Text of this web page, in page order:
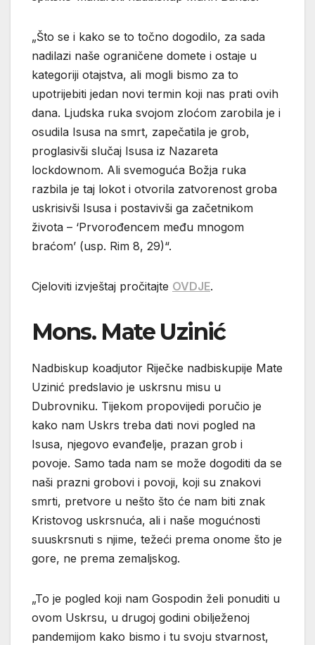
„Što se i kako se to točno dogodilo, za sada
nadilazi naše ograničene domete i ostaje u
kategoriji otajstva, ali mogli bismo za to
upotrijebiti jedan novi termin koji nas prati ovih
dana. Ljudska ruka svojom zloćom zarobila je i
osudila Isusa na smrt, zapečatila je grob,
proglasivši slučaj Isusa iz Nazareta
lockdownom. Ali svemoguća Božja ruka
razbila je taj lokot i otvorila zatvorenost groba
uskrisivši Isusa i postavivši ga začetnikom
života – ‘Prvorođencem među mnogom
braćom’ (usp. Rim 8, 29)“.
Cjeloviti izvještaj pročitajte OVDJE.
Mons. Mate Uzinić
Nadbiskup koadjutor Riječke nadbiskupije Mate
Uzinić predslavio je uskrsnu misu u
Dubrovniku. Tijekom propovijedi poručio je
kako nam Uskrs treba dati novi pogled na
Isusa, njegovo evanđelje, prazan grob i
povoje. Samo tada nam se može dogoditi da se
naši prazni grobovi i povoji, koji su znakovi
smrti, pretvore u nešto što će nam biti znak
Kristovog uskrsnuća, ali i naše mogućnosti
suuskrsnuti s njime, težeći prema onome što je
gore, ne prema zemaljskog.
„To je pogled koji nam Gospodin želi ponuditi u
ovom Uskrsu, u drugoj godini obilježenoj
pandemijom kako bismo i tu svoju stvarnost,